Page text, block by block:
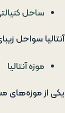
ساحل
آنتالیا سواحل
موزه آنتالیا
یکی از موزه‌های